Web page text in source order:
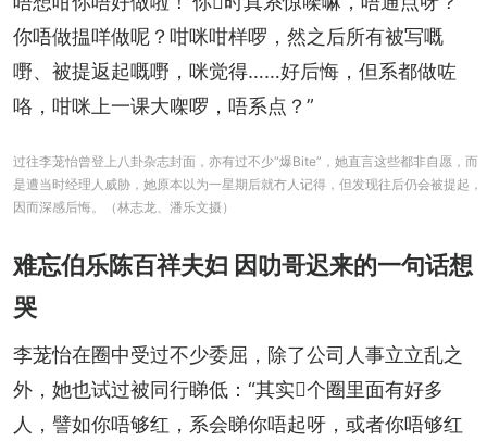
你唔做揾咩做呢？咁咪咁样啰，然之后所有被写嘅
嘢、被提返起嘅嘢，咪觉得……好后悔，但系都做咗
咯，咁咪上一课大㗎啰，唔系点？”
过往李茏怡曾登上八卦杂志封面，亦有过不少“爆Bite”，她直言这些都非自愿，而
是遭当时经理人威胁，她原本以为一星期后就冇人记得，但发现往后仍会被提起，
因而深感后悔。（林志龙、潘乐文摄）
难忘伯乐陈百祥夫妇 因叻哥迟来的一句话想
哭
李茏怡在圈中受过不少委屈，除了公司人事立立乱之
外，她也试过被同行睇低：“其实𠮶个圈里面有好多
人，譬如你唔够红，系会睇你唔起呀，或者你唔够红